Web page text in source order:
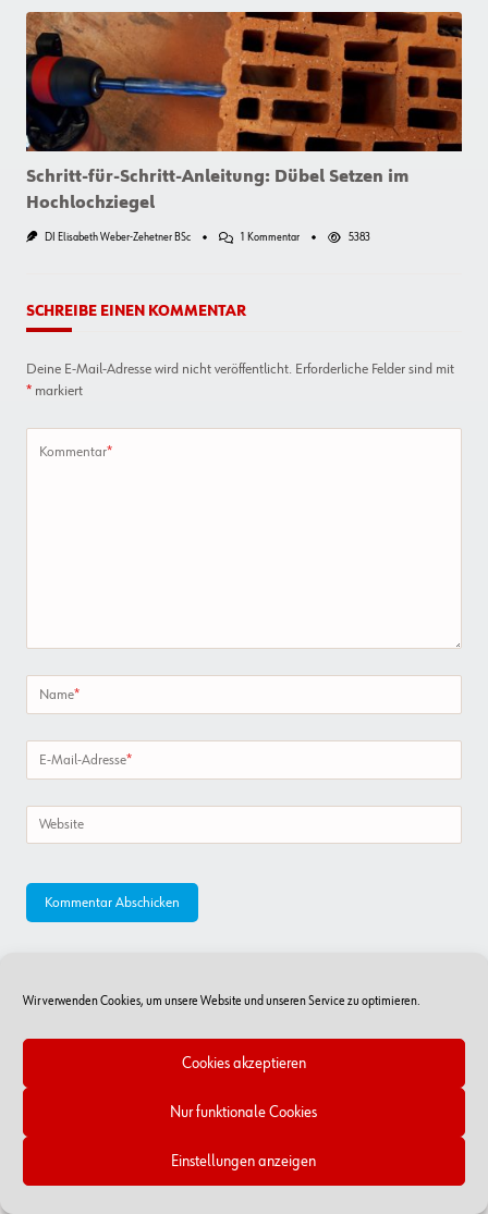
Wir verwenden Cookies, um unsere Website und unseren Service zu optimieren.
Cookies akzeptieren
Nur funktionale Cookies
Einstellungen anzeigen
Normgerechten
Verbindungsprodukten
Finden
Schritt-für-Schritt-Anleitung: Dübel Setzen im
Hochlochziegel
DI Elisabeth Weber-Zehetner BSc 1 KommentarZu
Hochlochziegel
5383
SCHREIBE EINEN KOMMENTAR
Deine E-Mail-Adresse wird nicht veröffentlicht. Erforderliche Felder sind mit
* markiert
Kommentar*
Name*
E-Mail-Adresse*
Website